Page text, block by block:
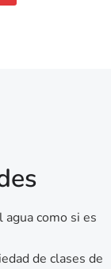
como si es
de clases de